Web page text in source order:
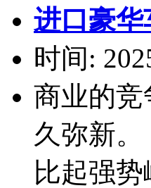
进口豪
时间:
商业的
久弥新
比起强